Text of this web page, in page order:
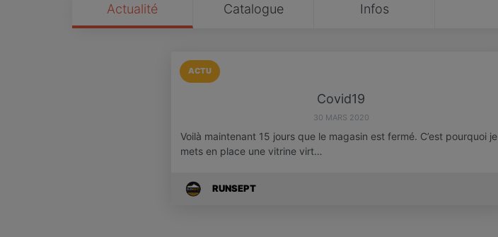
Actualité Catalogue Infos
ACTU
Covid19
30 MARS 2020
Voilà maintenant 15 jours que le magasin est fermé. C’est pourquoi je
mets en place une vitrine virt…
RUNSEPT